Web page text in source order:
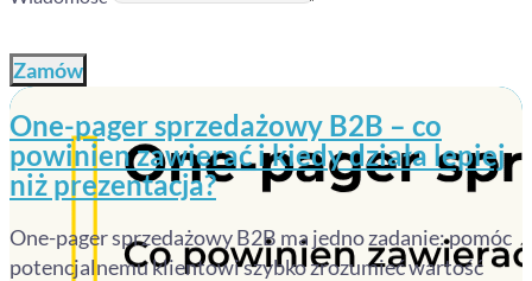
Zamów
One-pager sprzedażowy B2B – co
powinien zawierać i kiedy działa lepiej
niż prezentacja?
One-pager sprzedażowy B2B ma jedno zadanie: pomóc
potencjalnemu klientowi szybko zrozumieć wartość